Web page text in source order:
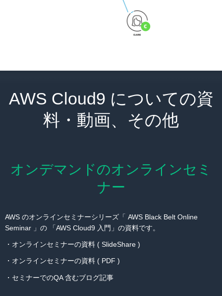
AWS Cloud9 についての資
料・動画、その他
オンデマンドのオンラインセミ
ナー
AWS のオンラインセミナーシリーズ「 AWS Black Belt Online
Seminar 」の 「AWS Cloud9 入門」の資料です。
・ オンラインセミナーの資料 ( SlideShare )
・ オンラインセミナーの資料 ( PDF )
・ セミナーでのQA 含むブログ記事